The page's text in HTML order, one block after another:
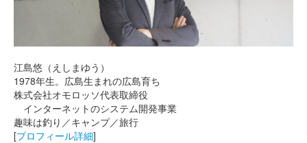
江島悠（えしまゆう）
1978年生。広島生まれの広島育ち
株式会社オモロッソ代表取締役
インターネットのシステム開発事業
趣味は釣り／キャンプ／旅行
[プロフィール詳細]